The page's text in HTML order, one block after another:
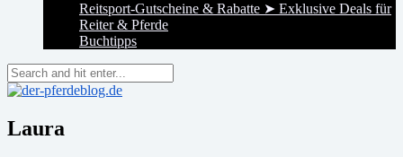
Reitsport-Gutscheine & Rabatte ➤ Exklusive Deals für
Reiter & Pferde
Buchtipps
Laura